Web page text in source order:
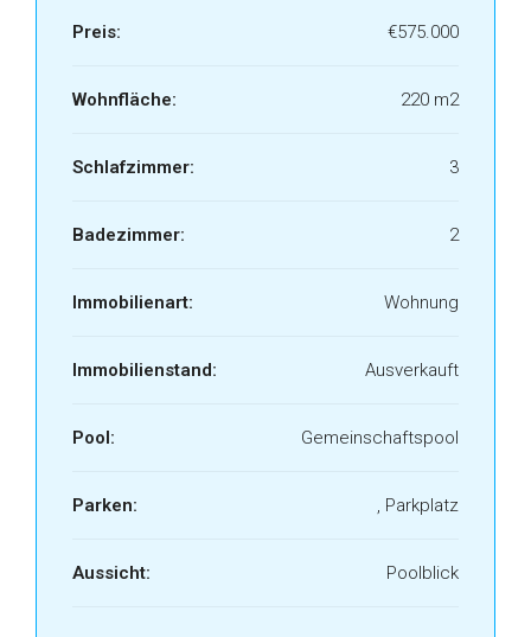
Preis: €575.000
Wohnfläche: 220 m2
Schlafzimmer: 3
Badezimmer: 2
Immobilienart: Wohnung
Immobilienstand: Ausverkauft
Pool: Gemeinschaftspool
Parken: , Parkplatz
Aussicht: Poolblick